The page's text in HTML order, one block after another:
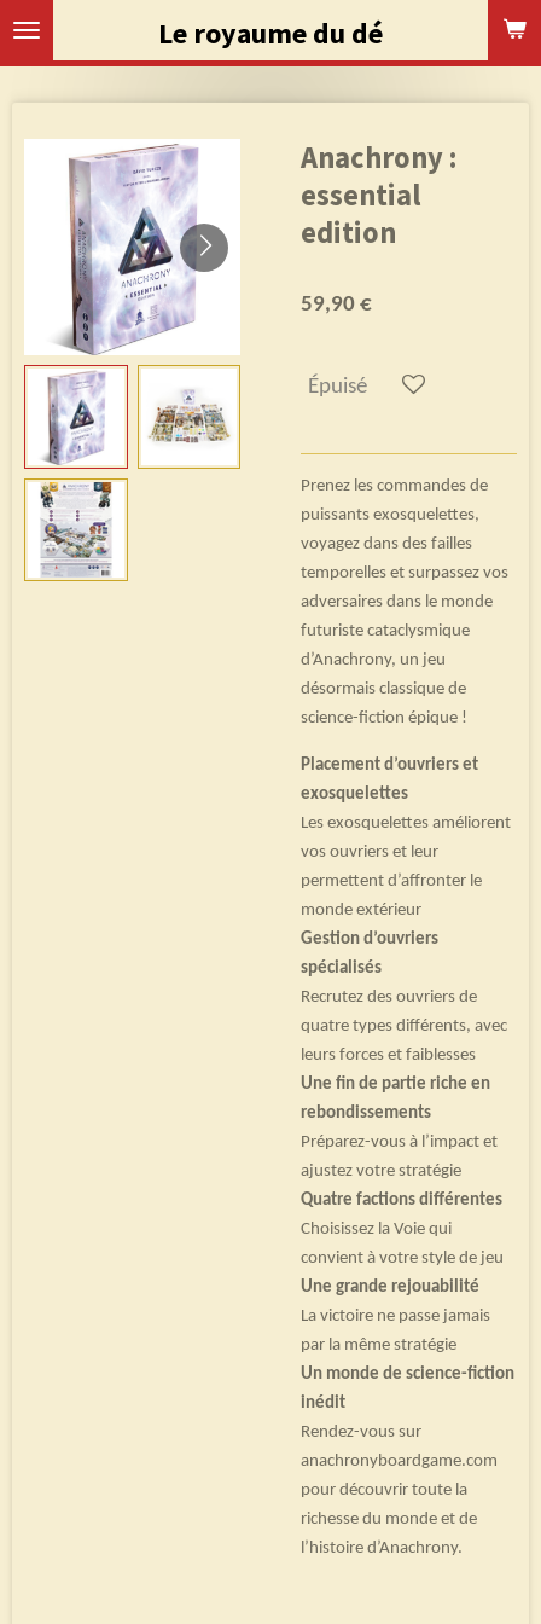
Passer
Le royaume du dé
Anachrony :
essential
edition
59,90 €
Épuisé
Prenez les commandes de
puissants exosquelettes,
voyagez dans des failles
temporelles et surpassez vos
adversaires dans le monde
futuriste cataclysmique
d’Anachrony, un jeu
désormais classique de
science-fiction épique !
Placement d’ouvriers et
exosquelettes
Les exosquelettes améliorent
vos ouvriers et leur
permettent d’affronter le
monde extérieur
Gestion d’ouvriers
spécialisés
Recrutez des ouvriers de
quatre types différents, avec
leurs forces et faiblesses
Une fin de partie riche en
rebondissements
Préparez-vous à l’impact et
ajustez votre stratégie
Quatre factions différentes
Choisissez la Voie qui
convient à votre style de jeu
Une grande rejouabilité
La victoire ne passe jamais
par la même stratégie
Un monde de science-fiction
inédit
Rendez-vous sur
anachronyboardgame.com
pour découvrir toute la
richesse du monde et de
l’histoire d’Anachrony.